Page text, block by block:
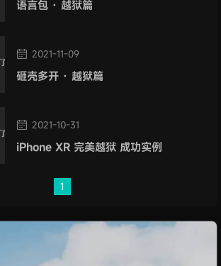
语言包 · 越狱篇
2021-11-09
砸壳多开 · 越狱篇
2021-10-31
iPhone XR 完美越狱 成功实例
1